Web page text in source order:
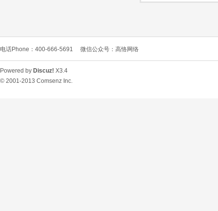
电话Phone：400-666-5691 微信公众号：高恪网络
Powered by Discuz! X3.4
© 2001-2013 Comsenz Inc.